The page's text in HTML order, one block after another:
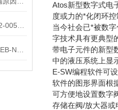
Atos新型数字式电
度或力的*化闭环
当今社会已*被数
字技术具有更典型
带电子元件的新型
中的液压系统上显
E-SW编程软件可
软件的图形界面根
可方便地设置数字
存储在阀/放大器或